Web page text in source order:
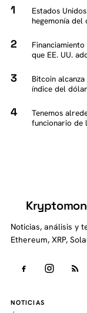
Estados
hegemonía
que EE. UU.
Bitcoin
índice del
Tenemos
funcionario de
Noticias, análisis y
Ethereum, XRP,
NOTICIAS